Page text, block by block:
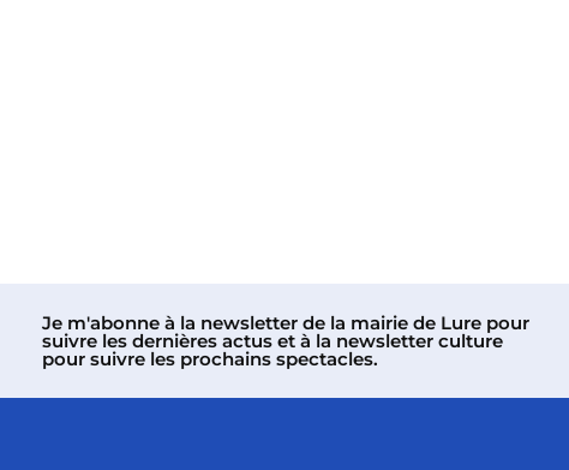
Je m'abonne à la newsletter de la mairie de Lure pour
suivre les dernières actus et à la newsletter culture
pour suivre les prochains spectacles.